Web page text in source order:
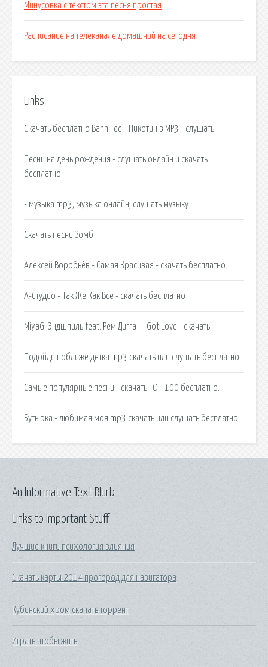
Минусовка с текстом эта песня простая
Расписание на телеканале домашний на сегодня
Links
Скачать бесплатно Bahh Tee - Никотин в MP3 - слушать.
Песни на день рождения - слушать онлайн и скачать
бесплатно.
- музыка mp3, музыка онлайн, слушать музыку.
Скачать песни Зомб
Алексей Воробьёв - Самая Красивая - скачать бесплатно
А-Студио - Так Же Как Все - скачать бесплатно
MiyaGi Эндшпиль feat. Рем Дигга - I Got Love - скачать.
Подойди поближе детка mp3 скачать или слушать бесплатно.
Самые популярные песни - скачать ТОП 100 бесплатно.
Бутырка - любимая моя mp3 скачать или слушать бесплатно.
Links to Important Stuff
Лучшие книги психология влияния
Скачать карты 2014 прогород для навигатора
Кубинский хром скачать торрент
Играть чтобы жить
An Informative Text Blurb